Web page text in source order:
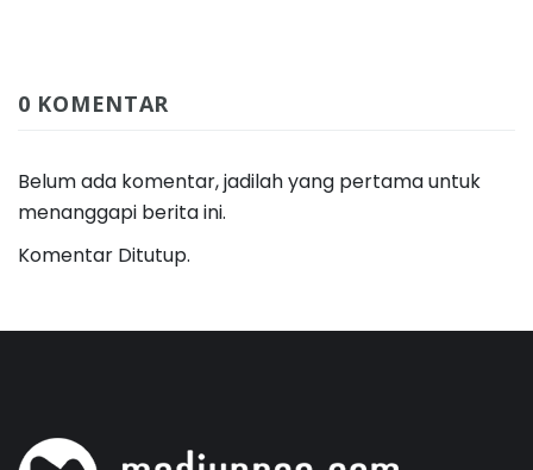
0 KOMENTAR
Belum ada komentar, jadilah yang pertama untuk
menanggapi berita ini.
Komentar Ditutup.